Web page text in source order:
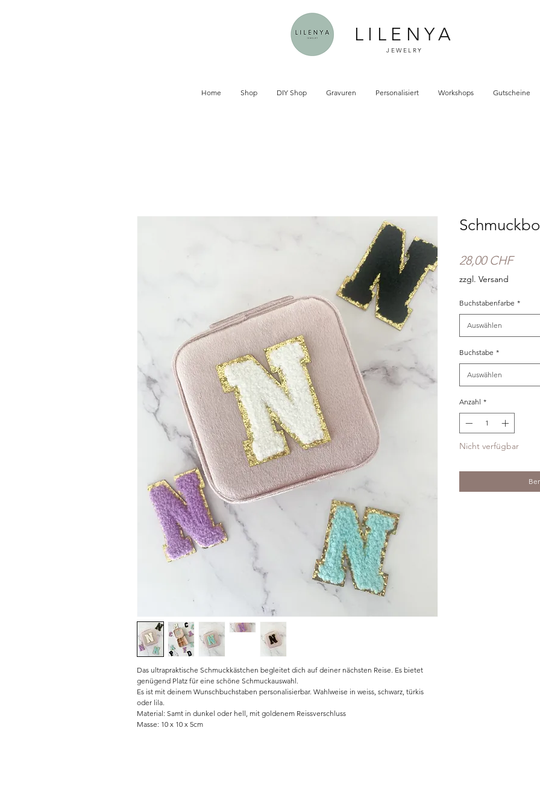
LILENYA
JEWELRY
Home Shop DIY Shop Gravuren Personalisiert Workshops Gutscheine
Das ultrapraktische Schmuckkästchen begleitet dich auf deiner nächsten Reise. Es bietet
genügend Platz für eine schöne Schmuckauswahl.
Es ist mit deinem Wunschbuchstaben personalisierbar. Wahlweise in weiss, schwarz, türkis
oder lila.
Material: Samt in dunkel oder hell, mit goldenem Reissverschluss
Masse: 10 x 10 x 5cm
28,00 CHFPreis
zzgl. Versand
Buchstabenfarbe *
Auswählen
Buchstabe *
Auswählen
Anzahl *
Nicht verfügbar